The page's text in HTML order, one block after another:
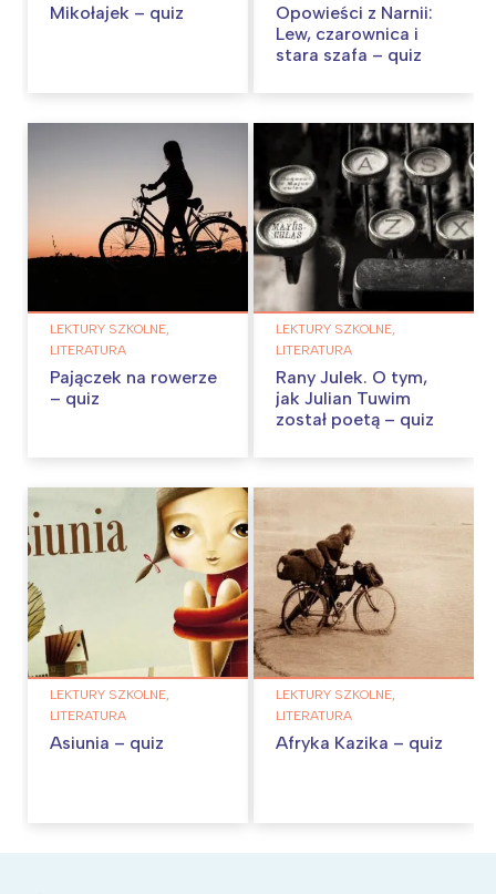
Mikołajek – quiz
Opowieści z Narnii:
Lew, czarownica i
stara szafa – quiz
LEKTURY SZKOLNE,
LITERATURA
Pajączek na rowerze
– quiz
LEKTURY SZKOLNE,
LITERATURA
Rany Julek. O tym,
jak Julian Tuwim
został poetą – quiz
LEKTURY SZKOLNE,
LITERATURA
Asiunia – quiz
LEKTURY SZKOLNE,
LITERATURA
Afryka Kazika – quiz